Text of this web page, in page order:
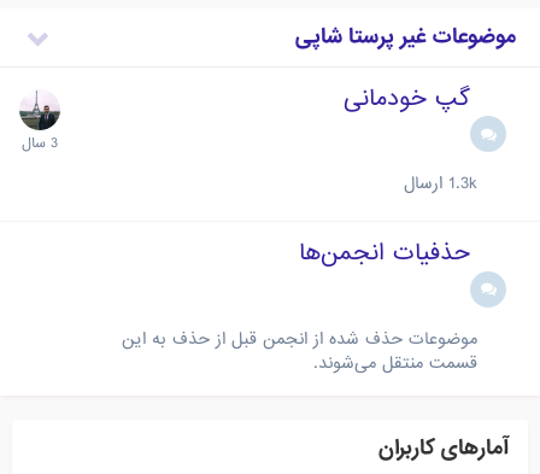
موضوعات غیر پرستا شاپی
گپ خودمانی
1.3k ارسال
حذفیات انجمن‌ها
موضوعات حذف شده از انجمن قبل از حذف به این
قسمت منتقل می‌شوند.
آمارهای کاربران